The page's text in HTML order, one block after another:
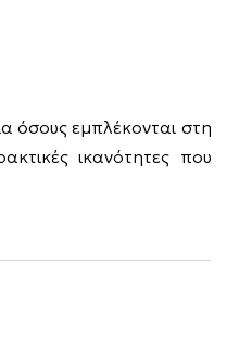
όσους εμπλέκονται στη
ικανότητες που